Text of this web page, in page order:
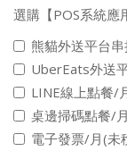
選購【POS系統應
熊貓外送平台
UberEats外送
LINE線上點餐/
桌邊掃碼點餐/
電子發票/月(未